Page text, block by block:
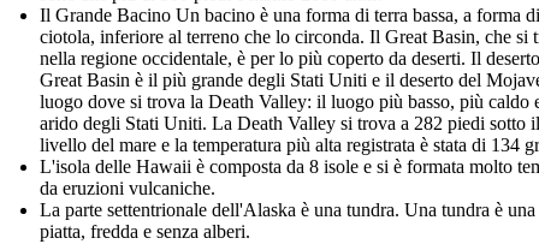
Il Grande Bacino Un bacino è una forma di terra bassa, a forma di
ciotola, inferiore al terreno che lo circonda. Il Great Basin, che si
nella regione occidentale, è per lo più coperto da deserti. Il
Great Basin è il più grande degli Stati Uniti e il deserto del
luogo dove si trova la Death Valley: il luogo più basso, più caldo
arido degli Stati Uniti. La Death Valley si trova a 282 piedi sotto il
livello del mare e la temperatura più alta registrata è stata di 134
L'isola delle Hawaii è composta da 8 isole e si è formata molto
da eruzioni vulcaniche.
La parte settentrionale dell'Alaska è una tundra. Una tundra è una
piatta, fredda e senza alberi.